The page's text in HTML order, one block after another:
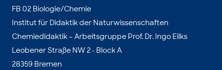
FB 02 Biologie/Chemie
Institut für Didaktik der Naturwissenschaften
Chemiedidaktik – Arbeitsgruppe Prof. Dr. Ingo Eilks
Leobener Straße NW 2 - Block A
28359 Bremen